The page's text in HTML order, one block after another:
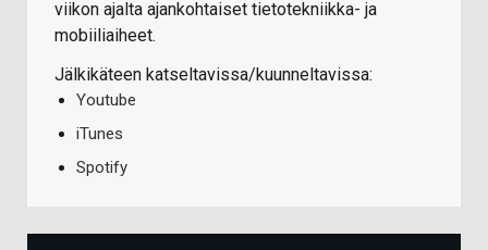
viikon ajalta ajankohtaiset tietotekniikka- ja
mobiiliaiheet.
Jälkikäteen katseltavissa/kuunneltavissa:
Youtube
iTunes
Spotify